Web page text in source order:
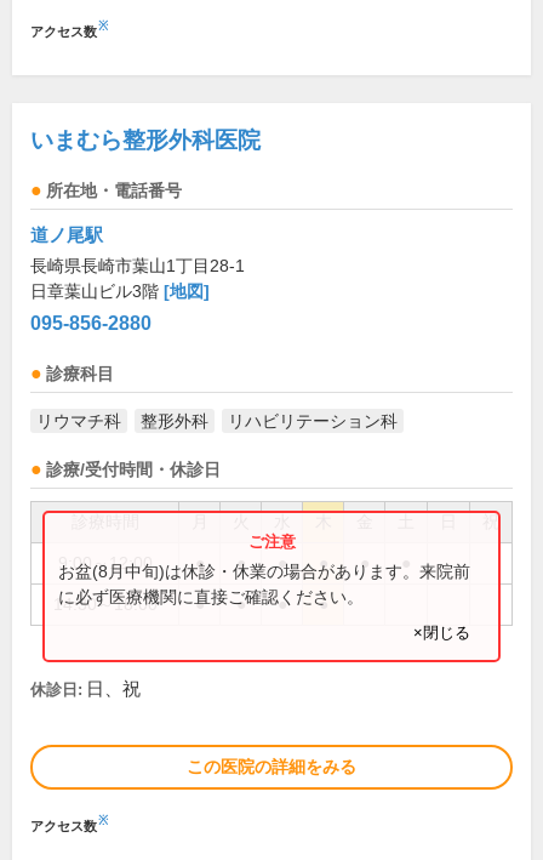
アクセス数※
いまむら整形外科医院
所在地・電話番号
道ノ尾駅
長崎県長崎市葉山1丁目28-1
日章葉山ビル3階 [地図]
095-856-2880
診療科目
リウマチ科 整形外科 リハビリテーション科
診療/受付時間・休診日
祝
9:00～12:00 ● ● ● ● ●
14:30～18:00 ● ● ● ●
お盆(8月中旬)は休診・休業の場合があります。来院前
に必ず医療機関に直接ご確認ください。
×閉じる
休診日: 日、祝
この医院の詳細をみる
アクセス数※